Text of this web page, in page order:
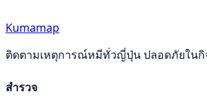
Kumamap
ติดตามเหตุการณ์หมีทั่วญี่ปุ่น ปลอดภัยในกิ
สำรวจ